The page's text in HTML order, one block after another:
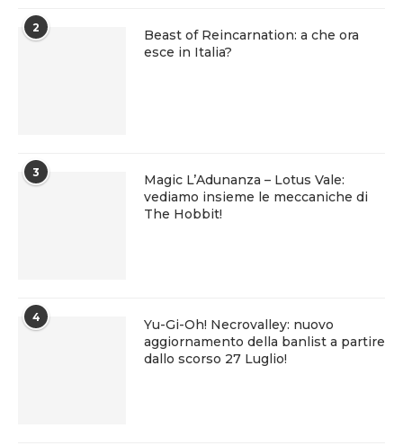
2
Beast of Reincarnation: a che ora
esce in Italia?
3
Magic L’Adunanza – Lotus Vale:
vediamo insieme le meccaniche di
The Hobbit!
4
Yu-Gi-Oh! Necrovalley: nuovo
aggiornamento della banlist a partire
dallo scorso 27 Luglio!